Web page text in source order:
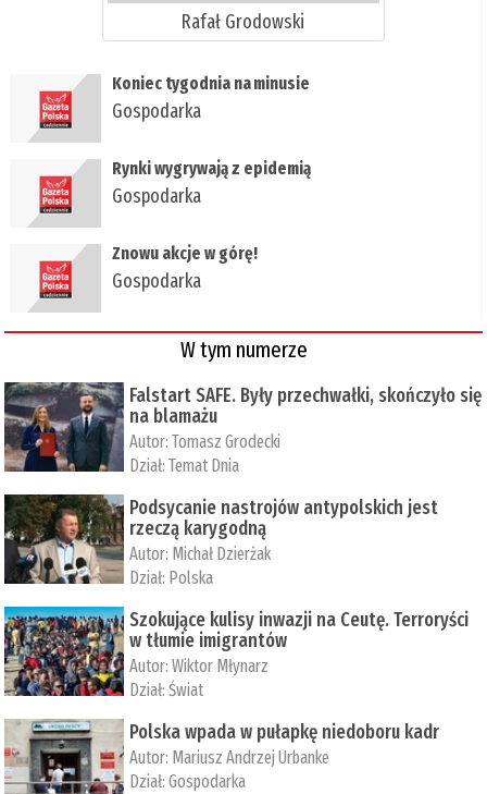
Rafał Grodowski
​Koniec tygodnia na minusie
Gospodarka
​Rynki wygrywają z epidemią
Gospodarka
​Znowu akcje w górę!
Gospodarka
W tym numerze
Falstart SAFE. Były przechwałki, skończyło się
na blamażu
Autor:Tomasz Grodecki
Dział:Temat Dnia
Podsycanie nastrojów antypolskich jest
rzeczą karygodną
Autor: Michał Dzierżak
Dział: Polska
Szokujące kulisy inwazji na Ceutę. Terroryści
w tłumie imigrantów
Autor:Wiktor Młynarz
Dział:Świat
Polska wpada w pułapkę niedoboru kadr
Autor: Mariusz Andrzej Urbanke
Dział:Gospodarka